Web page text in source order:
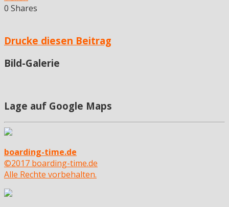
0 Shares
Drucke diesen Beitrag
Bild-Galerie
Lage auf Google Maps
boarding-time.de
©2017 boarding-time.de
Alle Rechte vorbehalten.